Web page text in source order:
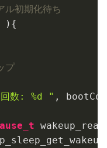
初期化待ち
){
プ
回数: %d " ,